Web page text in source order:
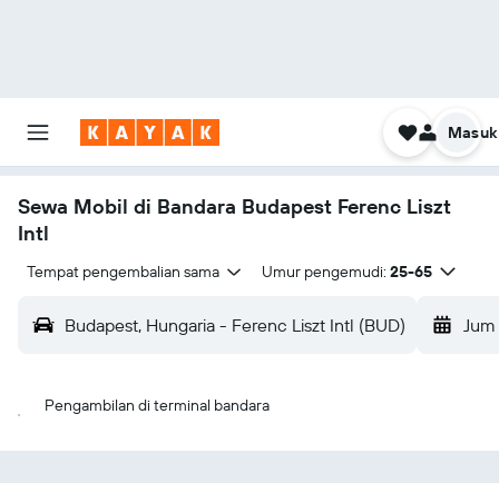
Masuk
Sewa Mobil di Bandara Budapest Ferenc Liszt
Intl
Tempat pengembalian sama Umur pengemudi: 25-65
Budapest, Hungaria - Ferenc Liszt Intl (BUD)
Pengambilan di terminal bandara